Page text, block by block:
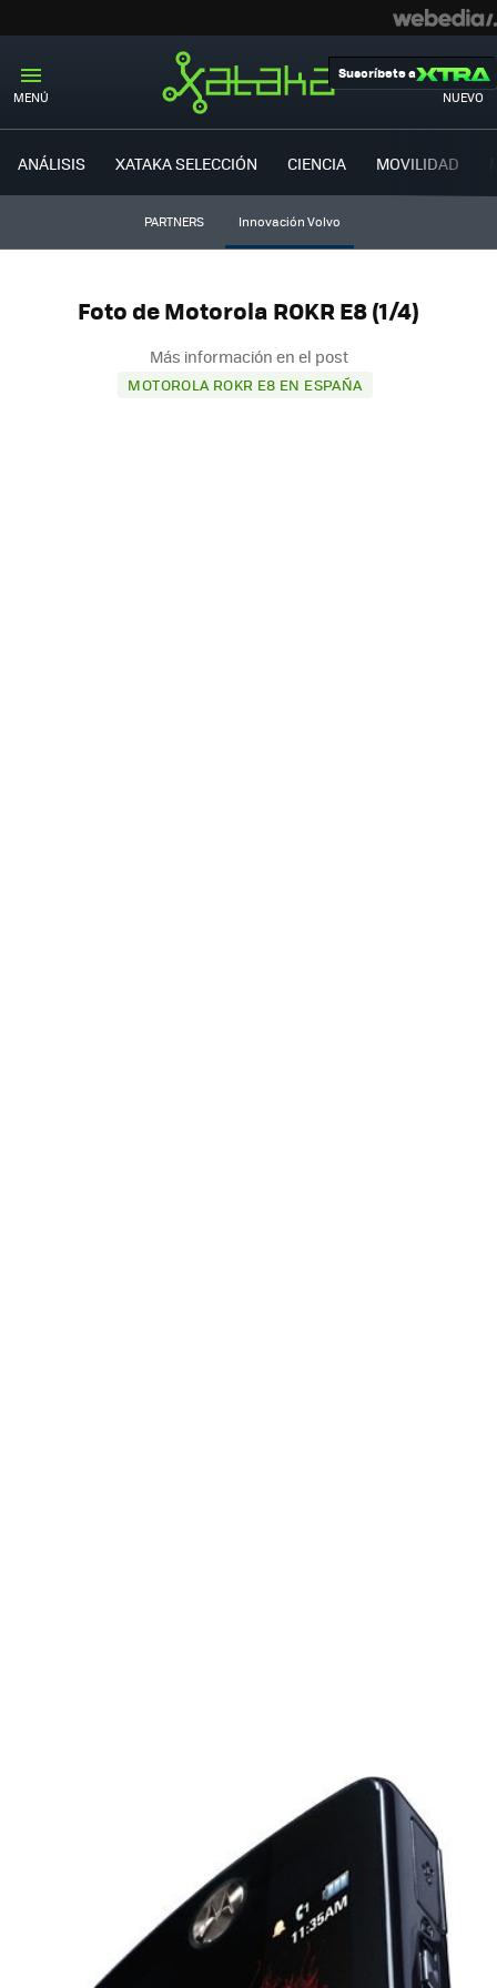
MENÚ NUEVO
Suscríbete a
ANÁLISIS XATAKA SELECCIÓN CIENCIA MOVILIDAD
PARTNERS Innovación Volvo
Foto de Motorola ROKR E8 (1/4)
Más información en el post
MOTOROLA ROKR E8 EN ESPAÑA